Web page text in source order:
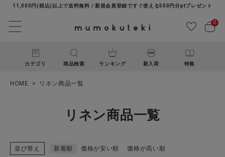
11,000円(税込)以上で送料無料 / 新規会員登録ですぐ使える500円分ptプレゼント
0
カテゴリ 商品検索 ランキング 新入荷 特集
HOME リネン商品一覧
リネン商品一覧
並び替え 新着順 価格が安い順 価格が高い順